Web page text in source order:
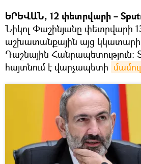
ԵՐԵՎԱՆ, 12 փետրվարի –
Նիկոլ Փաշինյանը փետրվարի
աշխատանքային այց կկատարի
Դաշնային Հանրապետություն:
հայտնում է վարչապետի